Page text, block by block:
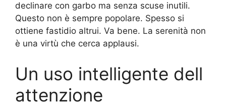
declinare con garbo ma senza scuse inutili.
Questo non è sempre popolare. Spesso si
ottiene fastidio altrui. Va bene. La serenità non
è una virtù che cerca applausi.
Un uso intelligente dell
attenzione